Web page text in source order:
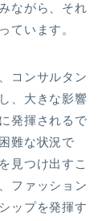
ながら、それ
ています。
コンサルタン
、大きな影響
発揮されるで
難な状況で
見つけ出すこ
ファッション
ップを発揮す
ーム
一覧